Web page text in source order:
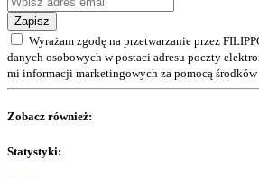
Zapisz
Wyrażam zgodę na przetwarzanie przez
danych osobowych w postaci adresu poczty
mi informacji marketingowych za pomocą
Zobacz również:
Statystyki: